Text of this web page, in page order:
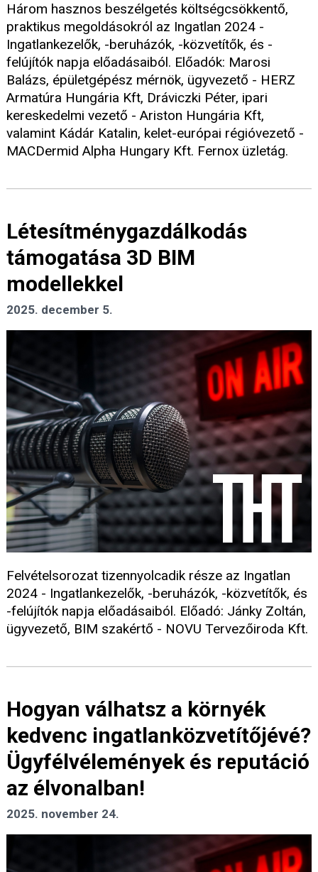
Három hasznos beszélgetés költségcsökkentő,
praktikus megoldásokról az Ingatlan 2024 -
Ingatlankezelők, -beruházók, -közvetítők, és -
felújítók napja előadásaiból. Előadók: Marosi
Balázs, épületgépész mérnök, ügyvezető - HERZ
Armatúra Hungária Kft, Dráviczki Péter, ipari
kereskedelmi vezető - Ariston Hungária Kft,
valamint Kádár Katalin, kelet-európai régióvezető -
MACDermid Alpha Hungary Kft. Fernox üzletág.
Létesítménygazdálkodás
támogatása 3D BIM
modellekkel
2025. december 5.
Felvételsorozat tizennyolcadik része az Ingatlan
2024 - Ingatlankezelők, -beruházók, -közvetítők, és
-felújítók napja előadásaiból. Előadó: Jánky Zoltán,
ügyvezető, BIM szakértő - NOVU Tervezőiroda Kft.
Hogyan válhatsz a környék
kedvenc ingatlanközvetítőjévé?
Ügyfélvélemények és reputáció
az élvonalban!
2025. november 24.